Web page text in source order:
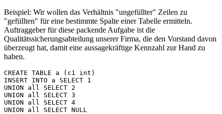
Beispiel: Wir wollen das Verhältnis "ungefüllter" Zeilen zu
"gefüllten" für eine bestimmte Spalte einer Tabelle ermitteln.
Auftraggeber für diese packende Aufgabe ist die
Qualitätssicherungsabteilung unserer Firma, die den Vorstand davon
überzeugt hat, damit eine aussagekräftige Kennzahl zur Hand zu
haben.
CREATE TABLE a (c1 int)
INSERT INTO a SELECT 1
UNION all SELECT 2
UNION all SELECT 3
UNION all SELECT 4
UNION all SELECT NULL